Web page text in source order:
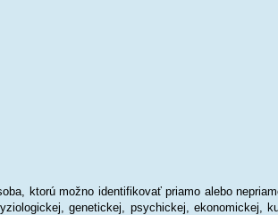
ktorú možno identifikovať priamo alebo
genetickej, psychickej, ekonomickej,